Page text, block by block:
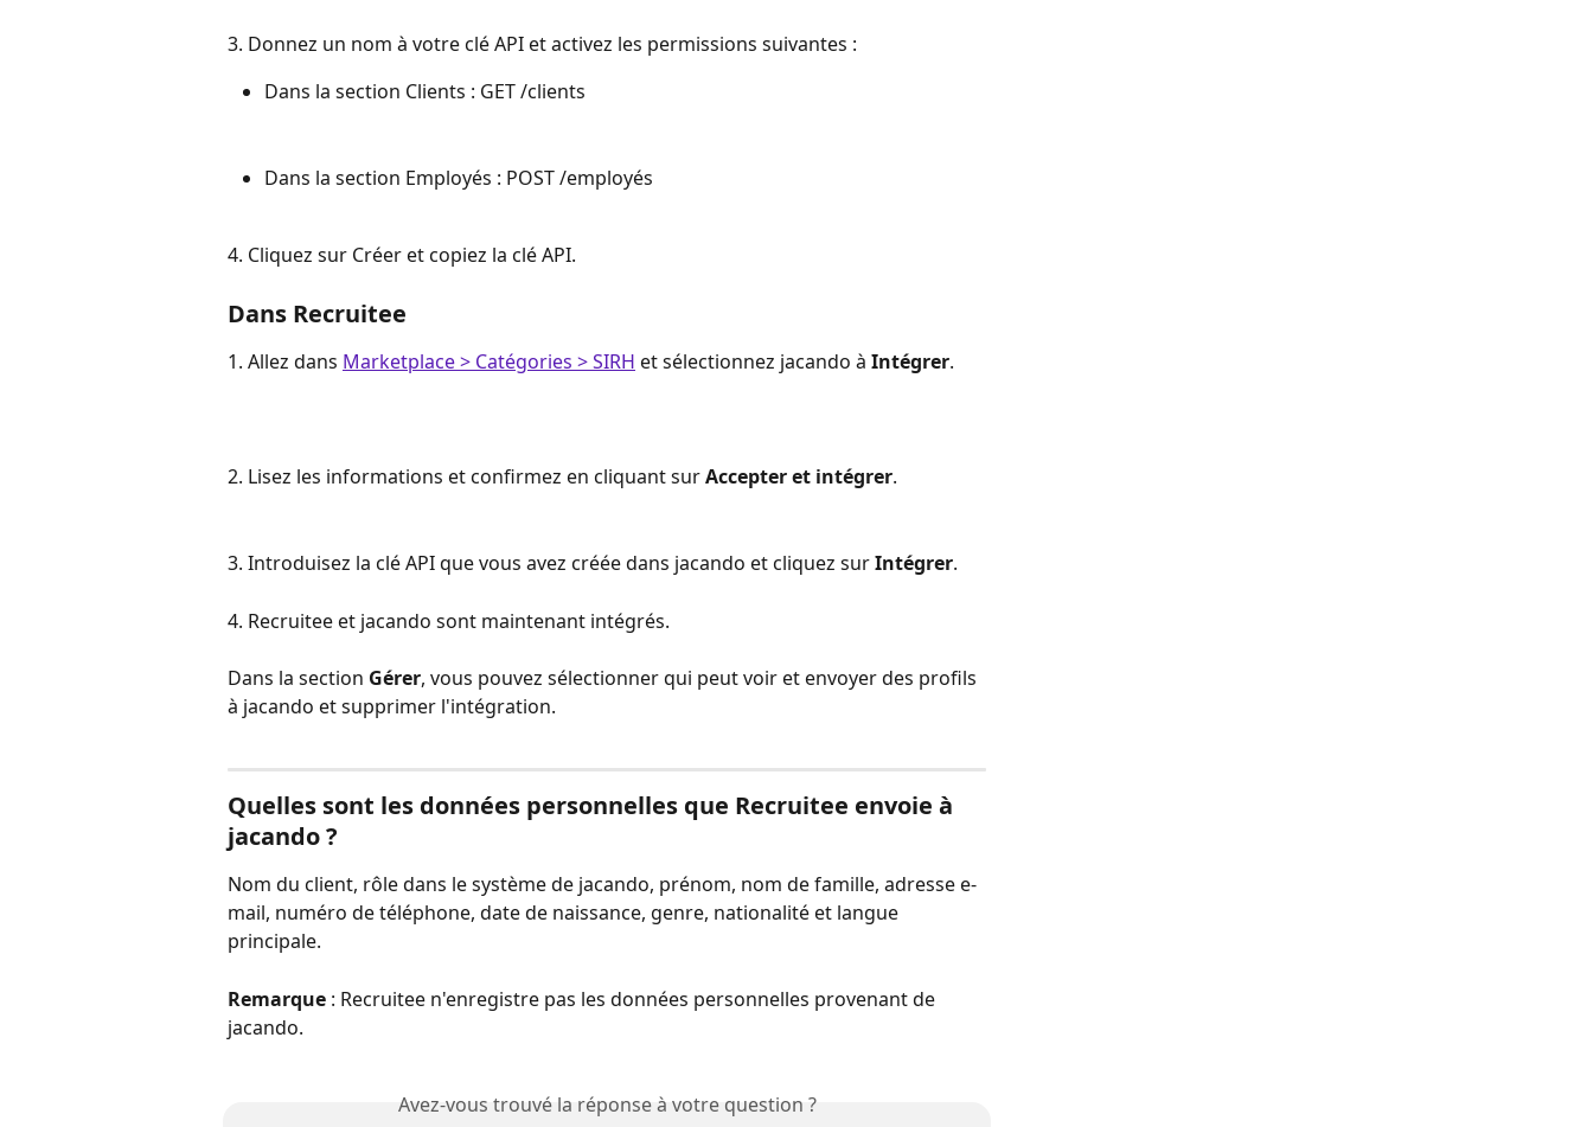
3. Donnez un nom à votre clé API et activez les permissions suivantes :
Dans la section Clients : GET /clients
Dans la section Employés : POST /employés
4. Cliquez sur Créer et copiez la clé API.
Dans Recruitee
1. Allez dans Marketplace > Catégories > SIRH et sélectionnez jacando à Intégrer.
2. Lisez les informations et confirmez en cliquant sur Accepter et intégrer.
3. Introduisez la clé API que vous avez créée dans jacando et cliquez sur Intégrer.
4. Recruitee et jacando sont maintenant intégrés.
Dans la section Gérer, vous pouvez sélectionner qui peut voir et envoyer des profils
à jacando et supprimer l'intégration.
Quelles sont les données personnelles que Recruitee envoie à
jacando ?
Nom du client, rôle dans le système de jacando, prénom, nom de famille, adresse e-
mail, numéro de téléphone, date de naissance, genre, nationalité et langue
principale.
Remarque : Recruitee n'enregistre pas les données personnelles provenant de
jacando.
Avez-vous trouvé la réponse à votre question ?